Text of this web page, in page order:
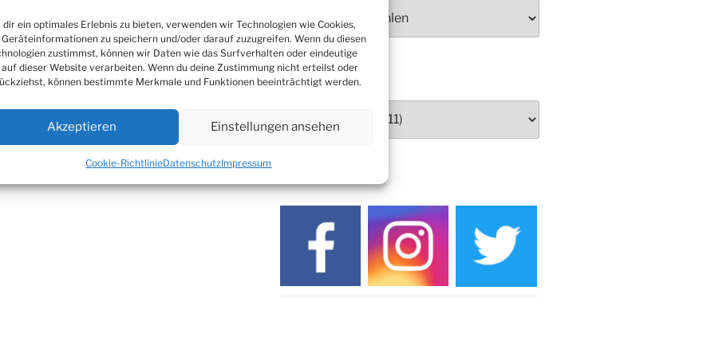
dir ein optimales Erlebnis zu bieten, verwenden wir Technologien wie Cookies,
zu speichern und/oder darauf zuzugreifen. Wenn du diesen
zustimmst, können wir Daten wie das Surfverhalten oder eindeutige
auf dieser Website verarbeiten. Wenn du deine Zustimmung nicht erteilst oder
können bestimmte Merkmale und Funktionen beeinträchtigt werden.
Akzeptieren Einstellungen ansehen
Cookie-RichtlinieDatenschutzImpressum
10.12.
Bielstein
19. u. 20.12.
Weihnachtsmarkt rund um die
Burg
ARCHIV